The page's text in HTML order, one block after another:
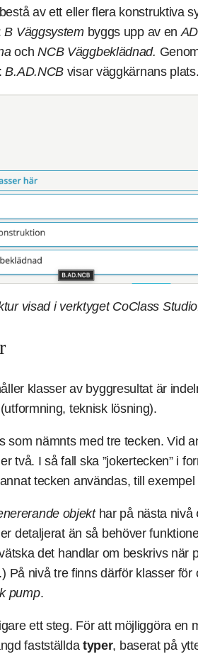
av ett eller flera konstruktiva
B Väggsystembyggs upp av en
ochNCB Väggbeklädnad.
B.AD.NCB visar väggkärnans plats.
visad i verktyget CoClass
klasser av byggresultat är
teknisk lösning).
som nämnts med tre tecken. Vid
två. I så fall ska ”jokertecken” i
tecken användas, till
objekthar på nästa nivå
detaljerat än så behöver
det handlar om beskrivs när
På nivå tre finns därför klasser för
pump.
ett steg. För att möjliggöra en
fastställdatyper, baserat på